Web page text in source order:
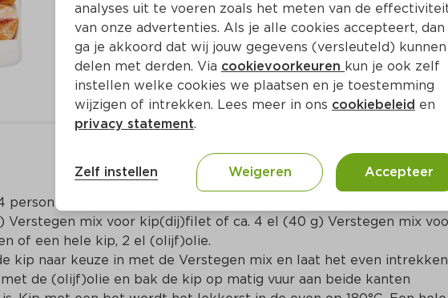
personen): 500 g kip(dij)filet of 1 kg drumsticks/kippenpoten of een
Verstegen mix voor kip(dij)filet of ca. 4 el (40 g) Verstegen mix
of een hele kip, 2 el (olijf)olie.
kip naar keuze in met de Verstegen mix en laat het even
de (olijf)olie en bak de kip op matig vuur aan beide kanten
analyses uit te voeren zoals het meten van de
van onze advertenties. Als je alle cookies accepteert, dan
ga je akkoord dat wij jouw gegevens (versleuteld) kunnen
delen met derden. Via cookievoorkeuren kun je ook zelf
instellen welke cookies we plaatsen en je toestemming
wijzigen of intrekken. Lees meer in ons cookiebeleid en
privacy statement.
Zelf instellen Weigeren Accepteer